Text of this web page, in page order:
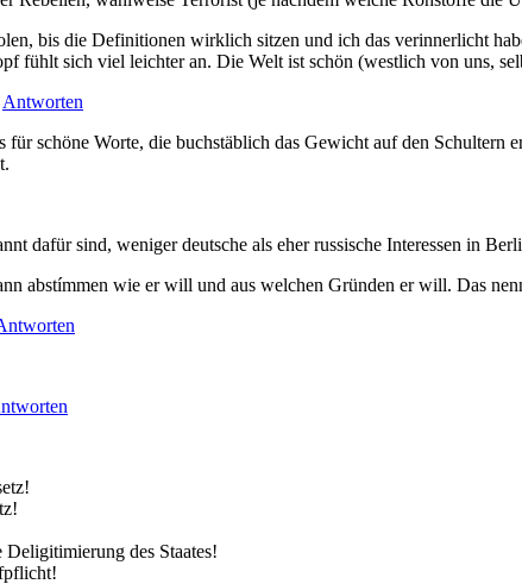
bis die Definitionen wirklich sitzen und ich das verinnerlicht
fühlt sich viel leichter an. Die Welt ist schön (westlich von uns,
Antworten
schöne Worte, die buchstäblich das Gewicht auf den Schultern
dafür sind, weniger deutsche als eher russische Interessen in
abstímmen wie er will und aus welchen Gründen er will. Das
Deligitimierung des Staates!